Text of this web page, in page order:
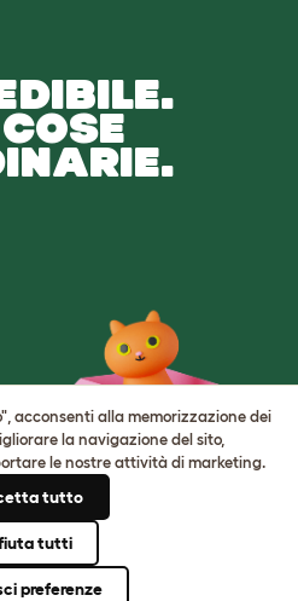
acconsenti alla memorizzazione dei
la navigazione del sito,
le nostre attività di marketing.
tutto
tutti
preferenze